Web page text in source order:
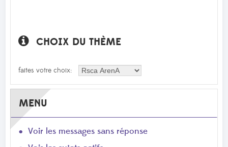
CHOIX DU THÈME
faites votre choix:
MENU
Voir les messages sans réponse